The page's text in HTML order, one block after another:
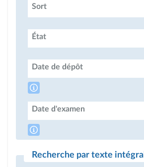
Sort
État
Date de dépôt
Date d'examen
Recherche par texte intégral